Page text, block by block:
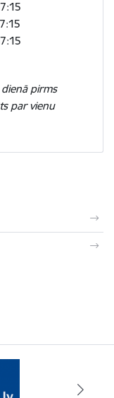
pirms
par vienu